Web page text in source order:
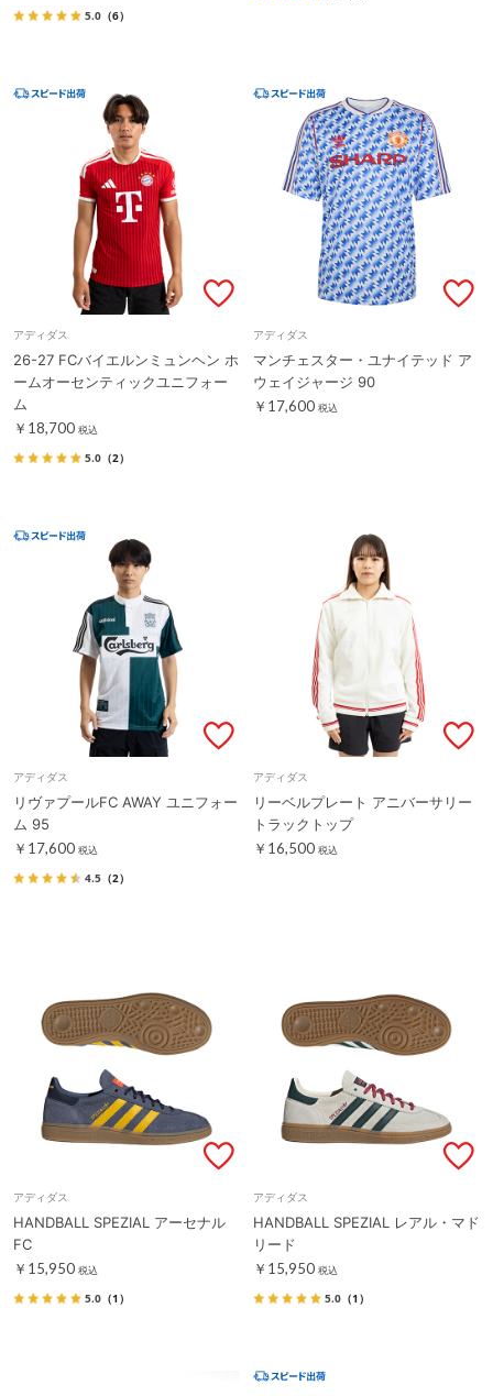
5.0 （6）
アディダス
26-27 FCバイエルンミュンヘン ホ
ームオーセンティックユニフォー
ム
￥18,700 税込
5.0 （2）
アディダス
マンチェスター・ユナイテッド ア
ウェイジャージ 90
￥17,600 税込
アディダス
リヴァプールFC AWAY ユニフォー
ム 95
￥17,600 税込
4.5 （2）
アディダス
リーベルプレート アニバーサリー
トラックトップ
￥16,500 税込
アディダス
HANDBALL SPEZIAL アーセナル
FC
￥15,950 税込
5.0 （1）
アディダス
HANDBALL SPEZIAL レアル・マド
リード
￥15,950 税込
5.0 （1）